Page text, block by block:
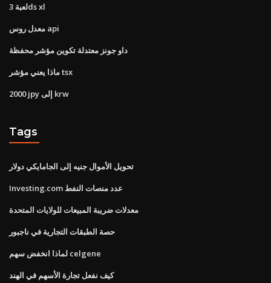
لعبة 3ds xl
معدل روس api
داو جونز معتدلة تكوين مؤشر محفظة
ماذا يعني مؤشر tsx
2000 jpy إلى krw
Tags
تحويل الأموال جنيه إلى الجامايكي دولار
Investing.com عدد منصات النفط
معدلات ضريبة المبيعات للولايات المتحدة
حصة الطبقات التجارية في ناجبور
لماذا انخفض سهم celgene
كيف نفعل تجارة الأسهم في الهند